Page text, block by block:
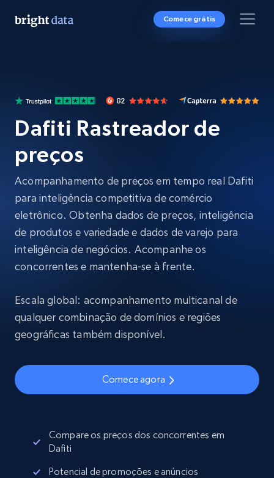
Comece grátis
Dafiti Rastreador de
preços
Acompanhamento de preços em tempo real Dafiti
para inteligência competitiva de comércio
eletrônico. Obtenha dados de preços, inteligência
de produtos e variedade e dados de varejo para
inteligência de negócios. Acompanhe os
concorrentes e mantenha-se à frente.
Escala global: acompanhamento multicanal de
qualquer combinação de domínios e regiões
geográficas também disponível.
Comece agora
Compare os preços dos concorrentes em
Dafiti
Potencial de promoções e anúncios